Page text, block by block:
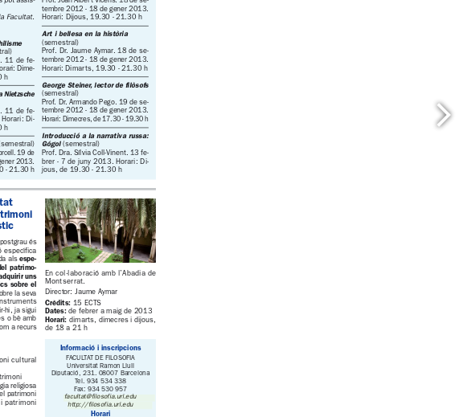
facultat@filosofia.url.edu
http://filosofia.url.edu
- secretaria_virtual@iscreb.org - www.iscreb.org